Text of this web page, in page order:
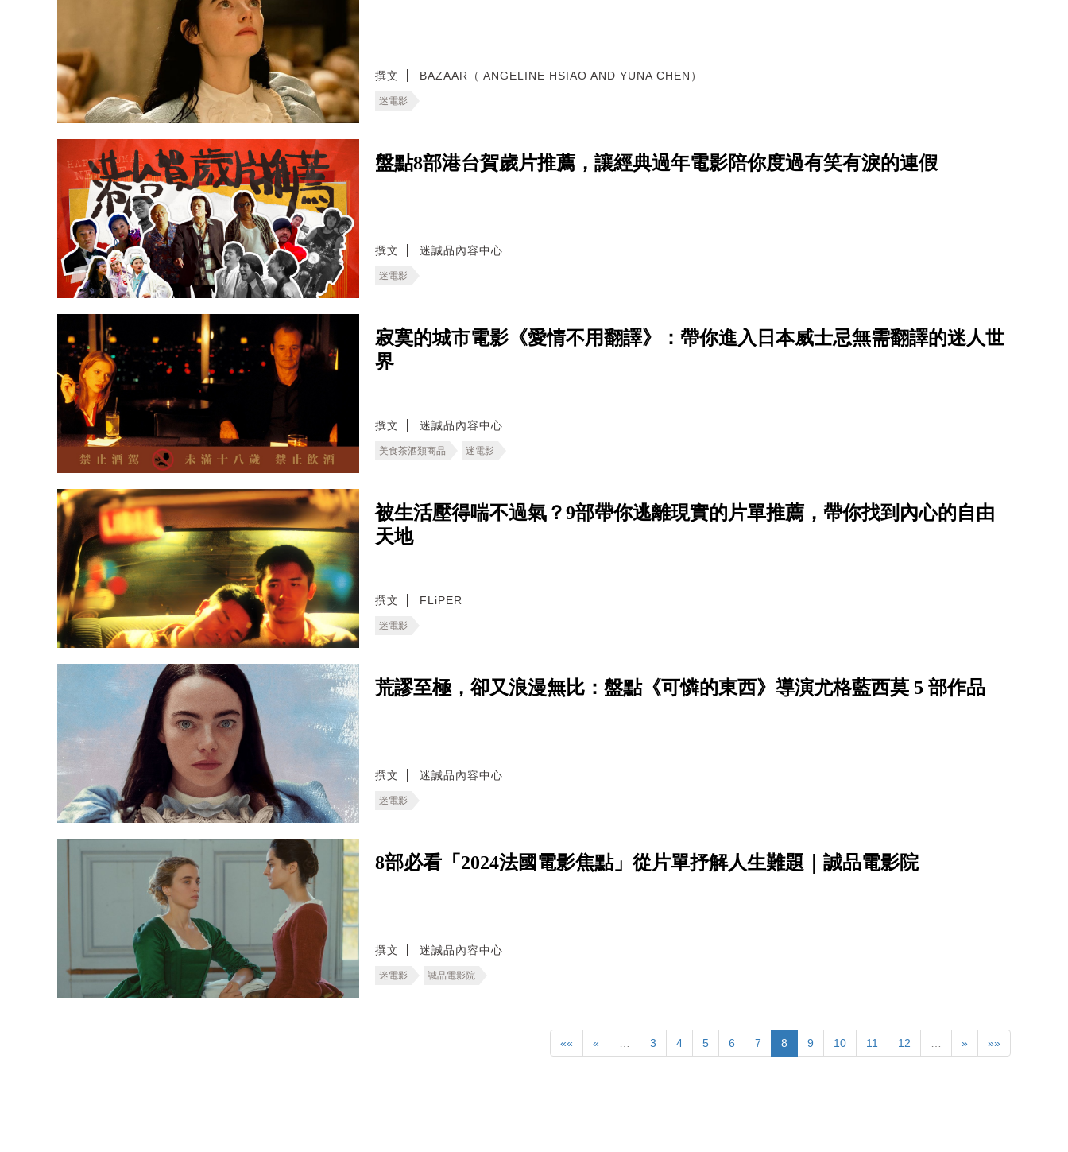
撰文 BAZAAR（ ANGELINE HSIAO AND YUNA CHEN）
迷電影
盤點8部港台賀歲片推薦，讓經典過年電影陪你度過有笑有淚的連假
撰文 迷誠品內容中心
迷電影
寂寞的城市電影《愛情不用翻譯》：帶你進入日本威士忌無需翻譯的迷人世
界
撰文 迷誠品內容中心
美食茶酒類商品 迷電影
被生活壓得喘不過氣？9部帶你逃離現實的片單推薦，帶你找到內心的自由
天地
撰文 FLiPER
迷電影
荒謬至極，卻又浪漫無比：盤點《可憐的東西》導演尤格藍西莫 5 部作品
撰文 迷誠品內容中心
迷電影
8部必看「2024法國電影焦點」從片單抒解人生難題｜誠品電影院
撰文 迷誠品內容中心
迷電影 誠品電影院
«« « … 3 4 5 6 7 8 9 10 11 12 … » »»